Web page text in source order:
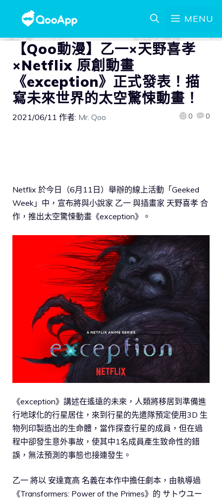
MENU
【Qoo動漫】乙一×天野喜孝
×Netflix 原創動畫
《exception》正式發表！描
寫未來世界的太空驚悚動畫！
2021/06/11 作者: Mr. Qoo 0 0
Netflix 於今日（6月11日）舉辦的線上活動「Geeked
Week」中，宣布將與小說家 乙一 與插畫家 天野喜孝 合
作，推出太空驚悚動畫《exception》。
《exception》講述在遙遠的未來，人類將移居到準備進
行地球化的行星居住，來到行星的先遣隊預定使用3D 生
物列印製造出的生命體，當作探查行星的成員，但在過
程中卻發生意外事故，使其中1名成員產生致命性的錯
誤，無法預測的事態也接連發生。
乙一 將以 安達寛高 名義在本作中擔任劇本，由執導過
《Transformers: Power of the Primes》的 サトウユー